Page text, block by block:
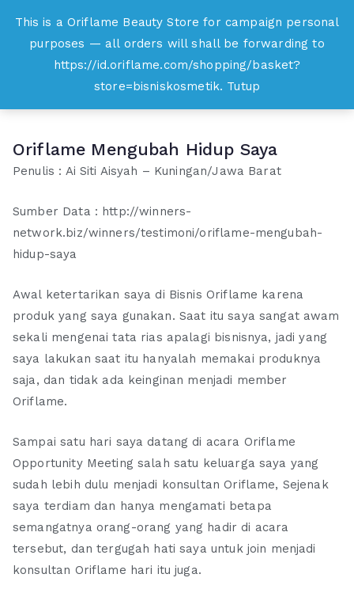
This is a Oriflame Beauty Store for campaign personal
purposes — all orders will shall be forwarding to
https://id.oriflame.com/shopping/basket?
store=bisniskosmetik. Tutup
konten
Oriflame
Belanja Online dan Peluang Usaha Produk
Kecantikan
Oriflame Mengubah Hidup Saya
Penulis : Ai Siti Aisyah – Kuningan/Jawa Barat
Sumber Data : http://winners-
network.biz/winners/testimoni/oriflame-mengubah-
hidup-saya
Awal ketertarikan saya di Bisnis Oriflame karena
produk yang saya gunakan. Saat itu saya sangat awam
sekali mengenai tata rias apalagi bisnisnya, jadi yang
saya lakukan saat itu hanyalah memakai produknya
saja, dan tidak ada keinginan menjadi member
Oriflame.
Sampai satu hari saya datang di acara Oriflame
Opportunity Meeting salah satu keluarga saya yang
sudah lebih dulu menjadi konsultan Oriflame, Sejenak
saya terdiam dan hanya mengamati betapa
semangatnya orang-orang yang hadir di acara
tersebut, dan tergugah hati saya untuk join menjadi
konsultan Oriflame hari itu juga.